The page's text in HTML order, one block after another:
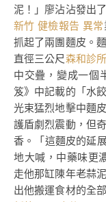
泥！」廖沾沾發出
新竹 健檢報告 異常
抓起了兩團麵皮。
直徑三公尺森和診所
中交疊，變成一個
笈》中記載的「水
光束猛烈地擊中麵
護盾劇烈震動，但
香。「這麵皮的延
地大喊，中藥味更
走他那缸陳年老蒜
出他搬運食材的全